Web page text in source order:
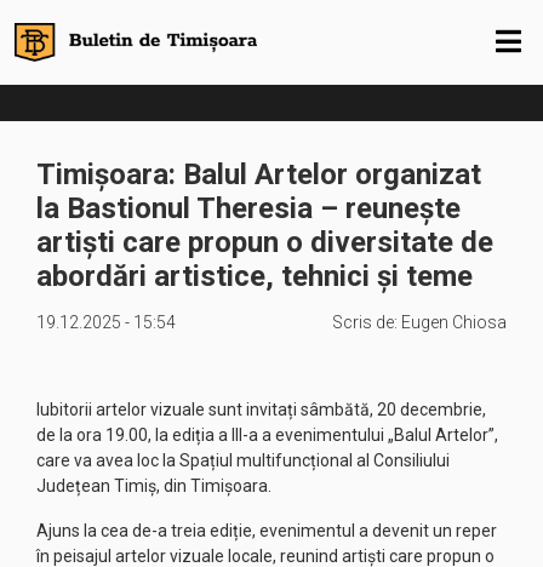
Timișoara: Balul Artelor organizat
la Bastionul Theresia – reunește
artiști care propun o diversitate de
abordări artistice, tehnici și teme
19.12.2025 - 15:54 Scris de: Eugen Chiosa
Iubitorii artelor vizuale sunt invitați sâmbătă, 20 decembrie,
de la ora 19.00, la ediția a III-a a evenimentului „Balul Artelor”,
care va avea loc la Spațiul multifuncțional al Consiliului
Județean Timiș, din Timișoara.
Ajuns la cea de-a treia ediție, evenimentul a devenit un reper
în peisajul artelor vizuale locale, reunind artiști care propun o